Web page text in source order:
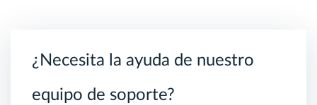
¿Necesita la ayuda de nuestro
equipo de soporte?